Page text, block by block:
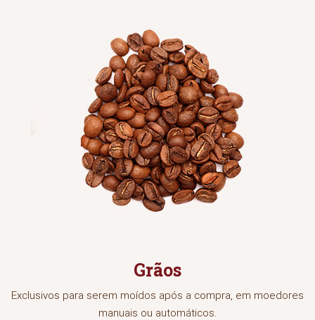
Grãos
Exclusivos para serem moídos após a compra, em moedores
manuais ou automáticos.